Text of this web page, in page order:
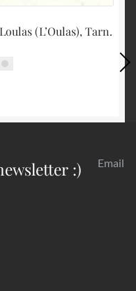
(L’Oulas), Tarn.
:) Email